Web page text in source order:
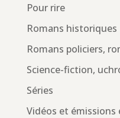
Pour rire
Romans historiques
Romans policiers,
Science-fiction,
Séries
Vidéos et émissions